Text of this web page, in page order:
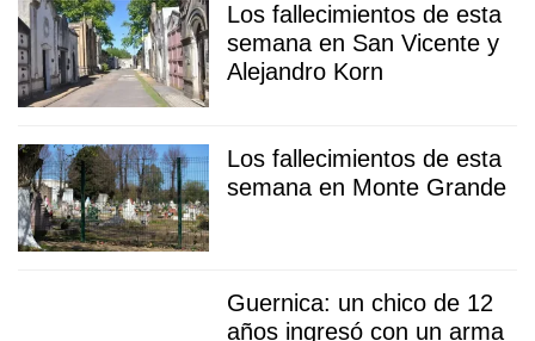
Los fallecimientos de esta
semana en San Vicente y
Alejandro Korn
Los fallecimientos de esta
semana en Monte Grande
Guernica: un chico de 12
años ingresó con un arma